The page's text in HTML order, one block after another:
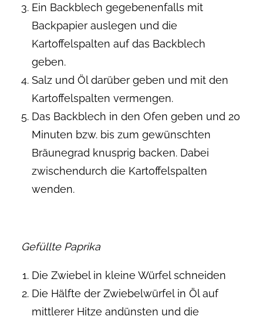
Ein Backblech gegebenenfalls mit
Backpapier auslegen und die
Kartoffelspalten auf das Backblech
geben.
Salz und Öl darüber geben und mit den
Kartoffelspalten vermengen.
Das Backblech in den Ofen geben und 20
Minuten bzw. bis zum gewünschten
Bräunegrad knusprig backen. Dabei
zwischendurch die Kartoffelspalten
wenden.
Gefüllte Paprika
Die Zwiebel in kleine Würfel schneiden
Die Hälfte der Zwiebelwürfel in Öl auf
mittlerer Hitze andünsten und die